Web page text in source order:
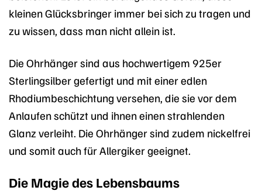
kleinen Glücksbringer immer bei sich zu tragen und
zu wissen, dass man nicht allein ist.
Die Ohrhänger sind aus hochwertigem 925er
Sterlingsilber gefertigt und mit einer edlen
Rhodiumbeschichtung versehen, die sie vor dem
Anlaufen schützt und ihnen einen strahlenden
Glanz verleiht. Die Ohrhänger sind zudem nickelfrei
und somit auch für Allergiker geeignet.
Die Magie des Lebensbaums